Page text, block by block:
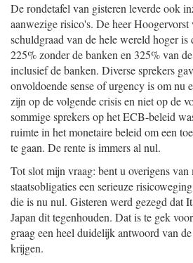
De rondetafel van gisteren leverde ook
aanwezige risico's. De heer Hoogervorst
schuldgraad van de hele wereld hoger is
225% zonder de banken en 325% van
inclusief de banken. Diverse sprekers
onvoldoende sense of urgency is om nu
zijn op de volgende crisis en niet op de
sommige sprekers op het ECB-beleid
ruimte in het monetaire beleid om een
te gaan. De rente is immers al nul.
Tot slot mijn vraag: bent u overigens van
staatsobligaties een serieuze
die is nu nul. Gisteren werd gezegd dat
Japan dit tegenhouden. Dat is te gek
graag een heel duidelijk antwoord van
krijgen.